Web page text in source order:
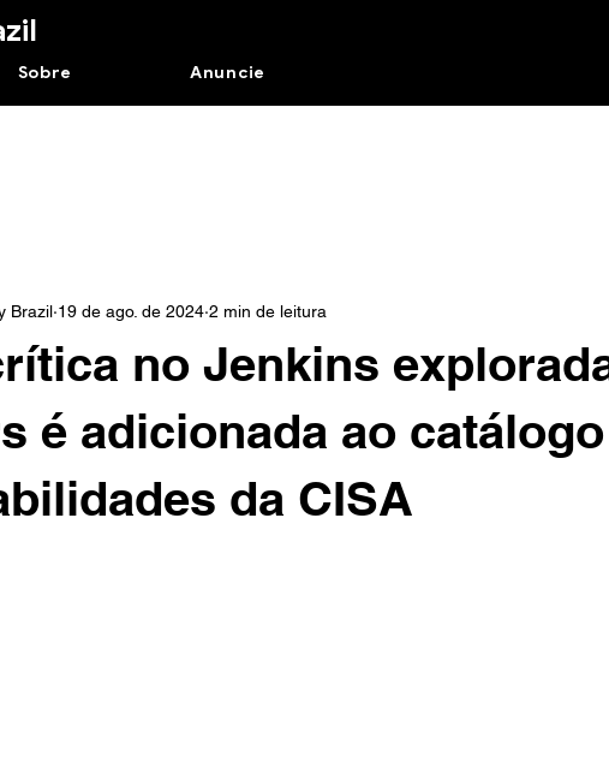
Anuncie
Sobre
no Jenkins
é adicionada ao
da CISA
Brazil 19 de ago. de 2024 2 min de leitura